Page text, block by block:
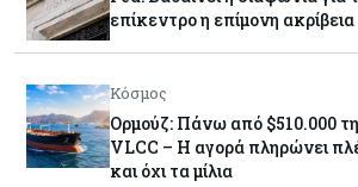
επίκεντρο η επίμονη ακρίβεια
Κόσμος
Ορμούζ: Πάνω από $510.000
VLCC – Η αγορά πληρώνει
και όχι τα μίλια